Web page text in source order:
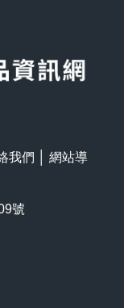
我們
網站導
號